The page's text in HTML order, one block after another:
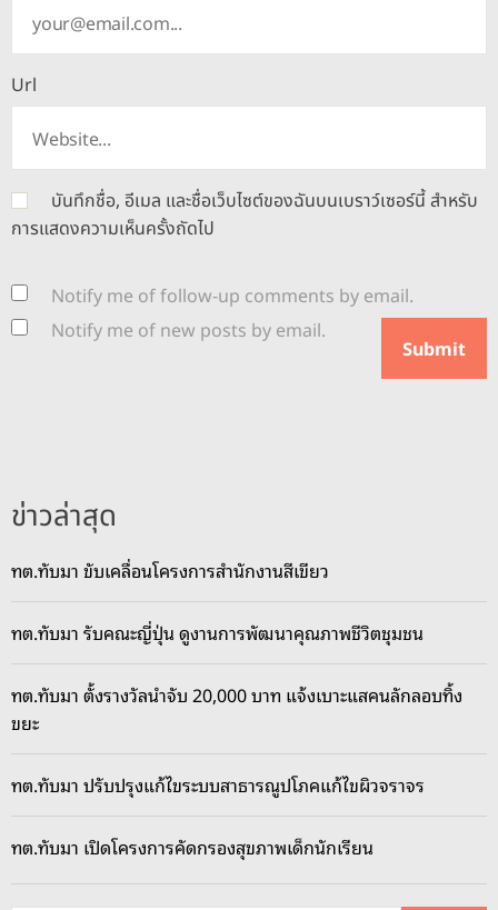
Url
บันทึกชื่อ, อีเมล และชื่อเว็บไซต์ของฉันบนเบราว์เซอร์นี้ สำหรับ
การแสดงความเห็นครั้งถัดไป
Notify me of follow-up comments by email.
Notify me of new posts by email.
ข่าวล่าสุด
ทต.ทับมา ขับเคลื่อนโครงการสำนักงานสีเขียว
ทต.ทับมา รับคณะญี่ปุ่น ดูงานการพัฒนาคุณภาพชีวิตชุมชน
ทต.ทับมา ตั้งรางวัลนำจับ 20,000 บาท แจ้งเบาะแสคนลักลอบทิ้ง
ขยะ
ทต.ทับมา ปรับปรุงแก้ไขระบบสาธารณูปโภคแก้ไขผิวจราจร
ทต.ทับมา เปิดโครงการคัดกรองสุขภาพเด็กนักเรียน